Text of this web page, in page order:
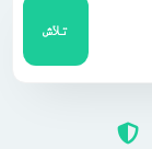
تلاش